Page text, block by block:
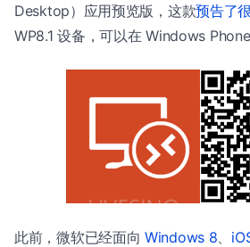
Desktop）应用预览版，这款预告了
WP8.1 设备，可以在 Windows
此前，微软已经面向Windows 8